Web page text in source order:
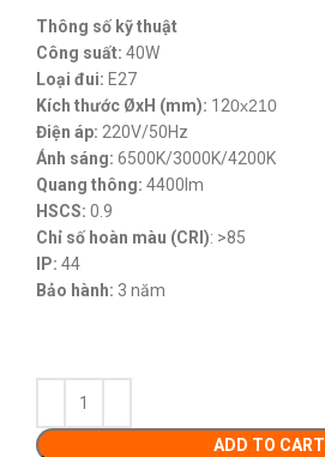
Thông số kỹ thuật
Công suất: 40W
Loại đui: E27
Kích thước ØxH (mm): 120x210
Điện áp: 220V/50Hz
Ánh sáng: 6500K/3000K/4200K
Quang thông: 4400lm
HSCS: 0.9
Chỉ số hoàn màu (CRI): >85
IP: 44
Bảo hành: 3 năm
ADD TO CART